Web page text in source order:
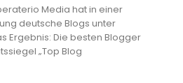
Media hat in einer
deutsche Blogs unter
Ergebnis: Die besten Blogger
„Top Blog